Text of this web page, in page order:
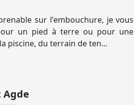
sur l'embouchure, je vous
un pied à terre ou pour une
piscine, du terrain de ten...
Agde